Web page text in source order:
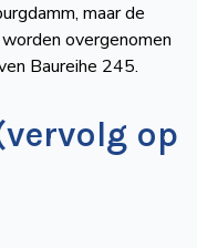
maar de
overgenomen
Baureihe 245.
op